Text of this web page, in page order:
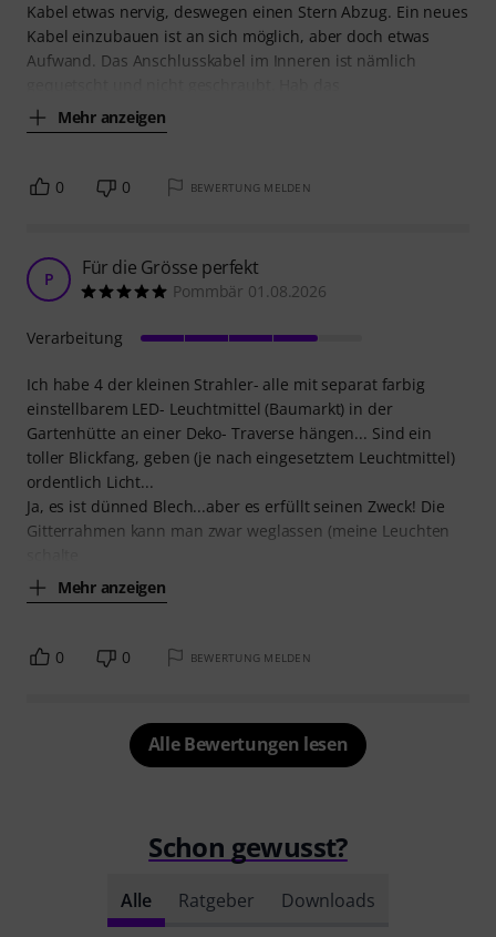
Kabel etwas nervig, deswegen einen Stern Abzug. Ein neues
Kabel einzubauen ist an sich möglich, aber doch etwas
Aufwand. Das Anschlusskabel im Inneren ist nämlich
Mehr anzeigen
0 0 BEWERTUNG MELDEN
P Für die Grösse perfekt
Pommbär 01.08.2026
Ich habe 4 der kleinen Strahler- alle mit separat farbig
einstellbarem LED- Leuchtmittel (Baumarkt) in der
Gartenhütte an einer Deko- Traverse hängen... Sind ein
toller Blickfang, geben (je nach eingesetztem Leuchtmittel)
ordentlich Licht...
Ja, es ist dünned Blech...aber es erfüllt seinen Zweck! Die
Gitterrahmen kann man zwar weglassen (meine Leuchten
Mehr anzeigen
Verarbeitung
0 0 BEWERTUNG MELDEN
Alle Bewertungen lesen
Schon gewusst?
Alle Ratgeber Downloads